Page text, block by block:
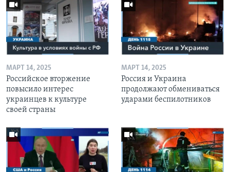
МАРТ 14, 2025
Российское вторжение
повысило интерес
украинцев к культуре
своей страны
МАРТ 14, 2025
Россия и Украина
продолжают обмениваться
ударами беспилотников